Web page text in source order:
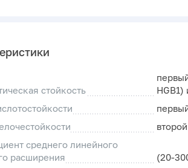
стойкость
среднего линейного
расширения
(20-